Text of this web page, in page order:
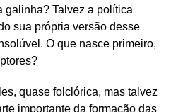
galinha? Talvez a política
sua própria versão desse
O que nasce primeiro,
quase folclórica, mas talvez
importante da formação das